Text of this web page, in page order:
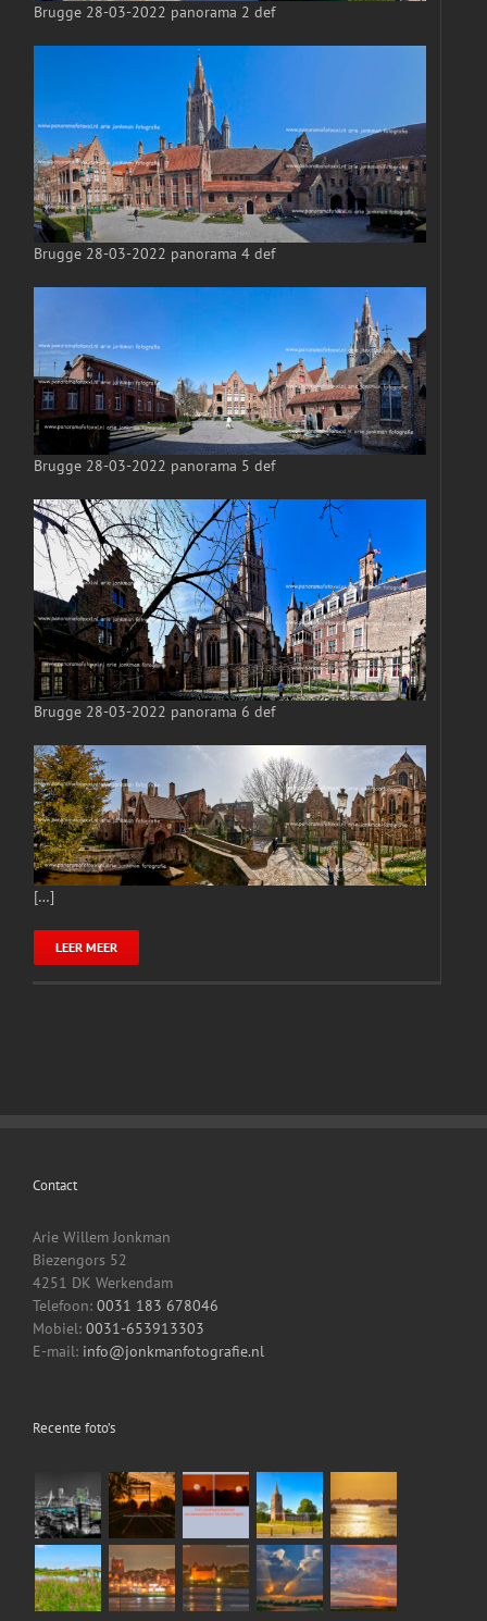
Brugge 28-03-2022 panorama 2 def
Brugge 28-03-2022 panorama 4 def
Brugge 28-03-2022 panorama 5 def
Brugge 28-03-2022 panorama 6 def
[…]
LEER MEER
Contact
Arie Willem Jonkman
Biezengors 52
4251 DK Werkendam
Telefoon: 0031 183 678046
Mobiel: 0031-653913303
E-mail: info@jonkmanfotografie.nl
Recente foto’s